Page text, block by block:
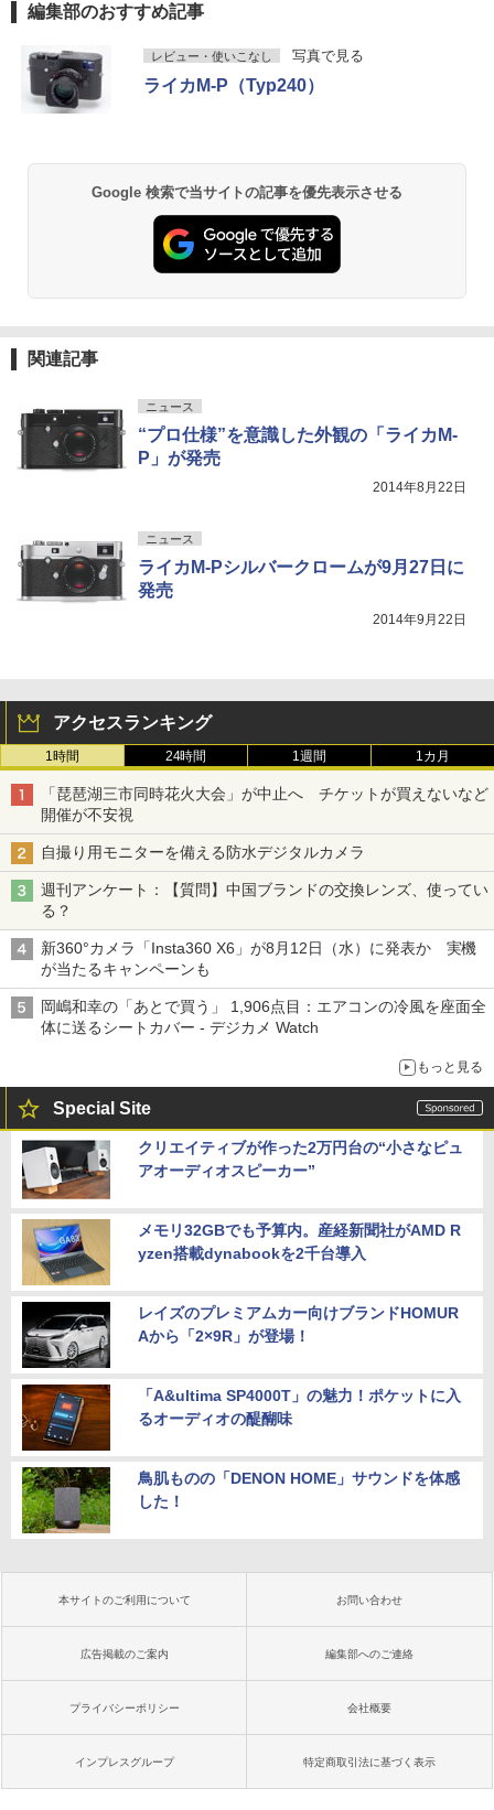
編集部のおすすめ記事
レビュー・使いこなし 写真で見る
ライカM-P（Typ240）
Google 検索で当サイトの記事を優先表示させる
関連記事
ニュース
“プロ仕様”を意識した外観の「ライカM-
P」が発売
2014年8月22日
ニュース
ライカM-Pシルバークロームが9月27日に
発売
2014年9月22日
アクセスランキング
1時間 24時間 1週間 1カ月
「琵琶湖三市同時花火大会」が中止へ チケットが買えないなど
開催が不安視
自撮り用モニターを備える防水デジタルカメラ
週刊アンケート：【質問】中国ブランドの交換レンズ、使ってい
る？
新360°カメラ「Insta360 X6」が8月12日（水）に発表か 実機
が当たるキャンペーンも
岡嶋和幸の「あとで買う」 1,906点目：エアコンの冷風を座面全
体に送るシートカバー - デジカメ Watch
もっと見る
Special Site
クリエイティブが作った2万円台の“小さなピュ
アオーディオスピーカー”
メモリ32GBでも予算内。産経新聞社がAMD R
yzen搭載dynabookを2千台導入
レイズのプレミアムカー向けブランドHOMUR
Aから「2×9R」が登場！
「A&ultima SP4000T」の魅力！ポケットに入
るオーディオの醍醐味
鳥肌ものの「DENON HOME」サウンドを体感
した！
本サイトのご利用について お問い合わせ
広告掲載のご案内 編集部へのご連絡
プライバシーポリシー 会社概要
インプレスグループ 特定商取引法に基づく表示